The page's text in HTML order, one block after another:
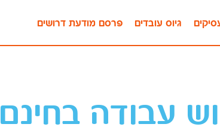
פרסם מודעת דרושים גיוס עובדים
עבודה בחינם